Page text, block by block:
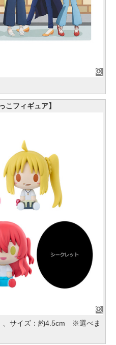
こフィギュア】
、サイズ：約4.5cm ※選べま